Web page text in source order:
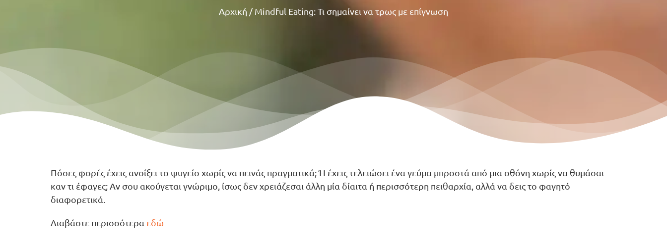
Αρχική /Mindful Eating: Τι σημαίνει να τρως με επίγνωση
Πόσες φορές έχεις ανοίξει το ψυγείο χωρίς να πεινάς πραγματικά; Ή έχεις τελειώσει ένα γεύμα μπροστά από μια οθόνη χωρίς να θυμάσαι
καν τι έφαγες; Αν σου ακούγεται γνώριμο, ίσως δεν χρειάζεσαι άλλη μία δίαιτα ή περισσότερη πειθαρχία, αλλά να δεις το φαγητό
διαφορετικά.
Διαβάστε περισσότερα εδώ